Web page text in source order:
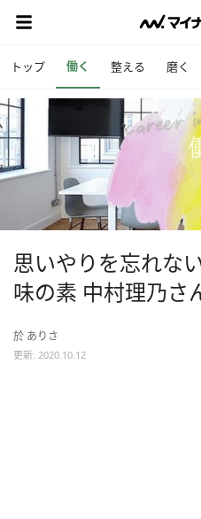
トップ 働く 整える 磨く
思いやりを忘れな
味の素 中村理乃さ
於 ありさ
更新: 2020.10.12